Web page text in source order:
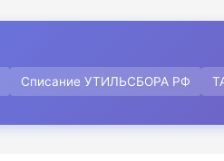
Списание УТИЛЬСБОРА РФ